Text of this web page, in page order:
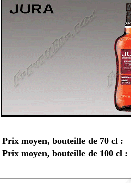
Prix moyen, bouteille de 70 cl :
Prix moyen, bouteille de 100 cl :